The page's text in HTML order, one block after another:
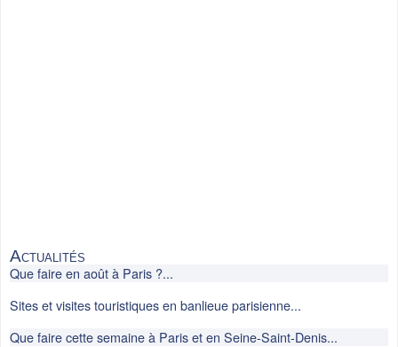
Actualités
Que faire en août à Paris ?...
Sites et visites touristiques en banlieue parisienne...
Que faire cette semaine à Paris et en Seine-Saint-Denis...